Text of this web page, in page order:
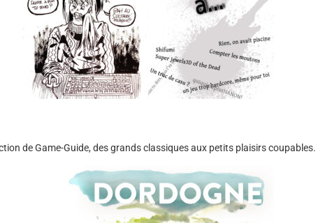
de Game-Guide, des grands classiques aux petits plaisirs coupables.